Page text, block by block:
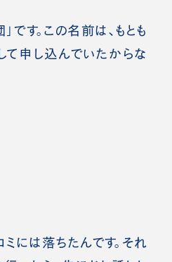
です。この名前は、もとも
て申し込んでいたからな
には落ちたんです。それ